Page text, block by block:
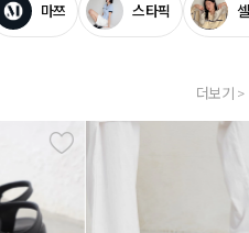
마쯔 스타픽
더보기 >